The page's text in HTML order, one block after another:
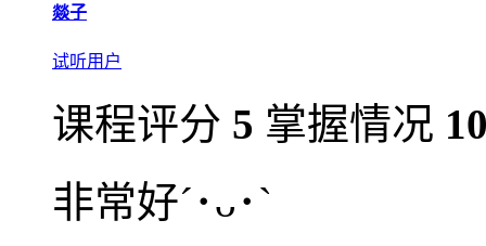
燚子
试听用户
课程评分 5 掌握情况
非常好´･ᴗ･`